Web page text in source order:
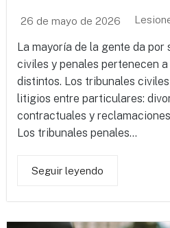
26 de mayo de 2026
La mayoría de la gente da por
civiles y penales pertenecen
distintos. Los tribunales
litigios entre particulares:
contractuales y
Los tribunales penales...
Seguir leyendo